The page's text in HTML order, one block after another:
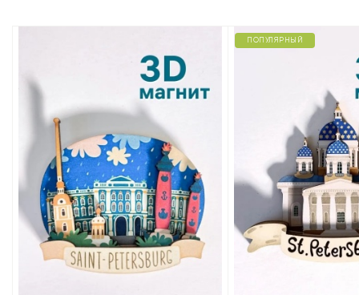
ПОПУЛЯРНЫЙ